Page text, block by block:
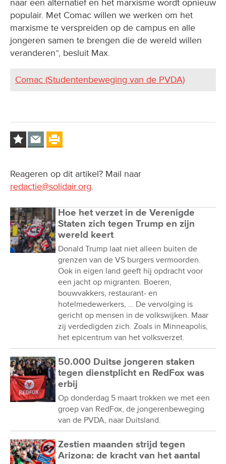
naar een alternatief en het marxisme wordt opnieuw
populair. Met Comac willen we werken om het
marxisme te verspreiden op de campus en alle
jongeren samen te brengen die de wereld willen
veranderen”, besluit Max.
Comac (Studentenbeweging van de PVDA)
Reageren op dit artikel? Mail naar
redactie@solidair.org.
Hoe het verzet in de Verenigde
Staten zich tegen Trump en zijn
wereld keert
Donald Trump laat niet alleen buiten de
grenzen van de VS burgers vermoorden.
Ook in eigen land geeft hij opdracht voor
een jacht op migranten. Boeren,
bouwvakkers, restaurant- en
hotelmedewerkers, … De vervolging is
gericht op mensen in de volkswijken. Maar
zij verdedigden zich. Zoals in Minneapolis,
het epicentrum van het volksverzet.
50.000 Duitse jongeren staken
tegen dienstplicht en RedFox was
erbij
Op donderdag 5 maart trokken we met een
groep van RedFox, de jongerenbeweging
van de PVDA, naar Duitsland.
Zestien maanden strijd tegen
Arizona: de kracht van het aantal